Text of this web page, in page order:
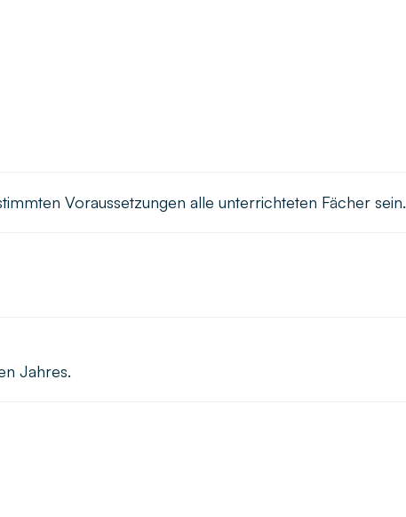
Voraussetzungen alle unterrichteten Fächer sein.
Jahres.